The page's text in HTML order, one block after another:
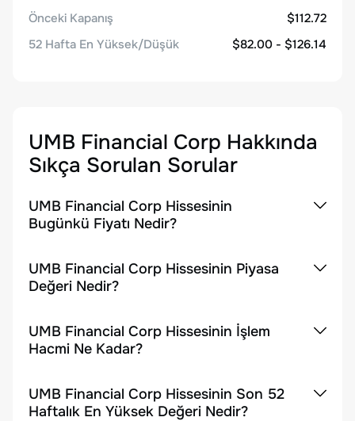
Önceki Kapanış
$112.72
52 Hafta En Yüksek/Düşük
$82.00 - $126.14
UMB Financial Corp Hakkında
Sıkça Sorulan Sorular
UMB Financial Corp Hissesinin
Bugünkü Fiyatı Nedir?
UMB Financial Corp Hissesinin Piyasa
Değeri Nedir?
UMB Financial Corp Hissesinin İşlem
Hacmi Ne Kadar?
UMB Financial Corp Hissesinin Son 52
Haftalık En Yüksek Değeri Nedir?